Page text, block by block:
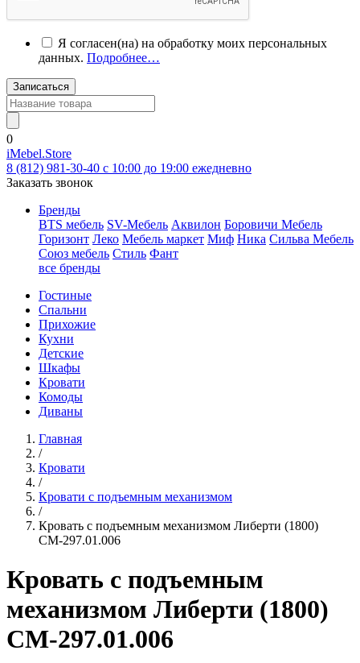
Я согласен(на) на обработку моих персональных
данных. Подробнее…
Записаться
0
iMebel.Store
8 (812) 981-30-40 c 10:00 до 19:00 ежедневно
Заказать звонок
Бренды
BTS мебель SV-Мебель Аквилон Боровичи Мебель
Горизонт Леко Мебель маркет Миф Ника Сильва Мебель
Союз мебель Стиль Фант
все бренды
Гостиные
Спальни
Прихожие
Кухни
Детские
Шкафы
Кровати
Комоды
Диваны
Главная
/
Кровати
/
Кровати с подъемным механизмом
/
Кровать с подъемным механизмом Либерти (1800)
СМ-297.01.006
Кровать с подъемным
механизмом Либерти (1800)
СМ-297.01.006